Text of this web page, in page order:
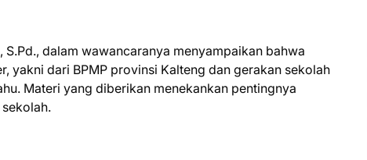
dalam wawancaranya menyampaikan bahwa
yakni dari BPMP provinsi Kalteng dan gerakan sekolah
Materi yang diberikan menekankan pentingnya